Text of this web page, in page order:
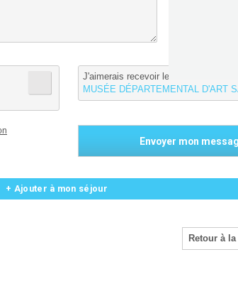
J'aimerais recevoir les informations de
MUSÉE DÉPARTEMENTAL D'ART
+ Ajouter à mon séjour
Retour à